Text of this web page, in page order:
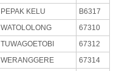
PEPAK KELU
B6317
WATOLOLONG
67310
TUWAGOETOBI
67312
WERANGGERE
67314